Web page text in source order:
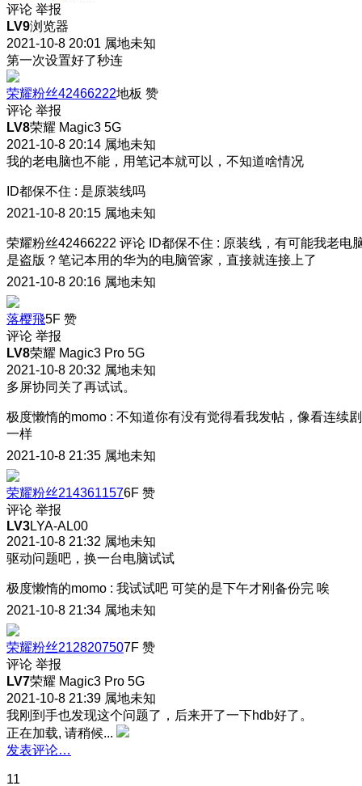
评论 举报
LV9浏览器
2021-10-8 20:01 属地未知
第一次设置好了秒连
荣耀粉丝42466222地板 赞
评论 举报
LV8荣耀 Magic3 5G
2021-10-8 20:14 属地未知
我的老电脑也不能，用笔记本就可以，不知道啥情况
ID都保不住 : 是原装线吗
2021-10-8 20:15 属地未知
荣耀粉丝42466222 评论 ID都保不住 : 原装线，有可能我老电
是盗版？笔记本用的华为的电脑管家，直接就连接上了
2021-10-8 20:16 属地未知
落樱飛5F 赞
评论 举报
LV8荣耀 Magic3 Pro 5G
2021-10-8 20:32 属地未知
多屏协同关了再试试。
极度懒惰的momo : 不知道你有没有觉得看我发帖，像看连续剧
一样
2021-10-8 21:35 属地未知
荣耀粉丝2143611576F 赞
评论 举报
LV3LYA-AL00
2021-10-8 21:32 属地未知
驱动问题吧，换一台电脑试试
极度懒惰的momo : 我试试吧 可笑的是下午才刚备份完 唉
2021-10-8 21:34 属地未知
荣耀粉丝2128207507F 赞
评论 举报
LV7荣耀 Magic3 Pro 5G
2021-10-8 21:39 属地未知
我刚到手也发现这个问题了，后来开了一下hdb好了。
正在加载, 请稍候...
发表评论…
11